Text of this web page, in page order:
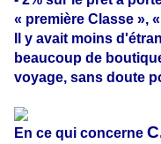
« première Classe »,
Il y avait moins
beaucoup de
voyage, sans doute
En ce qui concerne